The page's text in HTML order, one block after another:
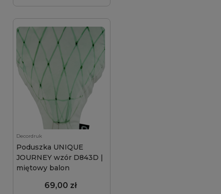
Decordruk
Poduszka UNIQUE
JOURNEY wzór D843D |
miętowy balon
69,00 zł